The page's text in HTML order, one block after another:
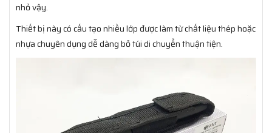
nhỏ vậy.
Thiết bị này có cấu tạo nhiều lớp được làm từ chất liệu thép hoặc
nhựa chuyên dụng dễ dàng bỏ túi di chuyển thuận tiện.